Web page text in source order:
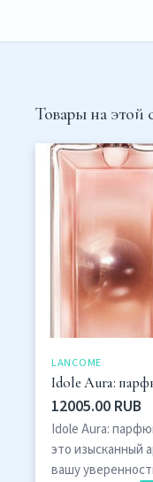
Товары на этой
LANCOME
Idole Aura:
12005.00 RUB
Idole Aura:
это изысканный
вашу